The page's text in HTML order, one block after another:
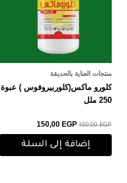
منتجات العناية بالحديقة
كلورو ماكس(كلوربيروفوس ) عبوة
250 ملل
160,00EGP
150,00 EGP
إضافة إلى السلة